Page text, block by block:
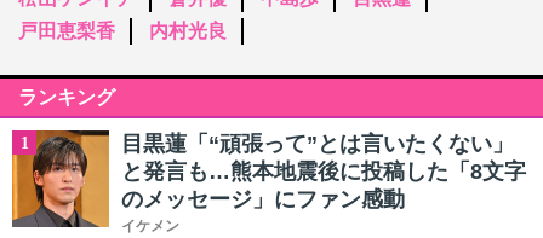
戸田恵梨香
内村光良
ランキング
1
目黒蓮「“頑張って”とは言いたくない」
と発言も…熊本地震後に投稿した「8文字
のメッセージ」にファン感動
イケメン